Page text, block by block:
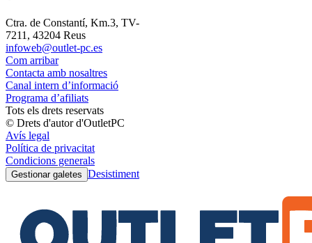
Ctra. de Constantí, Km.3, TV-
7211, 43204 Reus
infoweb@outlet-pc.es
Com arribar
Contacta amb nosaltres
Canal intern d’informació
Programa d’afiliats
Tots els drets reservats
© Drets d'autor d'OutletPC
Avís legal
Política de privacitat
Condicions generals
Gestionar galetes Desistiment